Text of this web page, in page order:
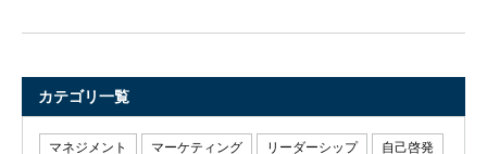
カテゴリ一覧
マネジメント マーケティング リーダーシップ 自己啓発